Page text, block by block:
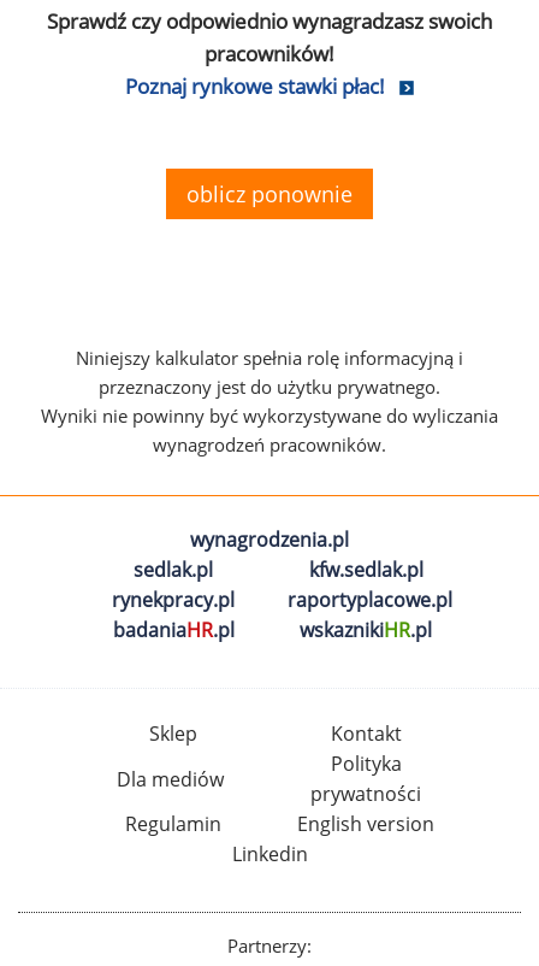
Sprawdź czy odpowiednio wynagradzasz swoich
pracowników!
Poznaj rynkowe stawki płac!
oblicz ponownie
Niniejszy kalkulator spełnia rolę informacyjną i
przeznaczony jest do użytku prywatnego.
Wyniki nie powinny być wykorzystywane do wyliczania
wynagrodzeń pracowników.
wynagrodzenia.pl
sedlak.pl
kfw.sedlak.pl
rynekpracy.pl
raportyplacowe.pl
badaniaHR.pl wskaznikiHR.pl
Sklep
Kontakt
Dla mediów
Polityka
prywatności
Regulamin
English version
Linkedin
Partnerzy: